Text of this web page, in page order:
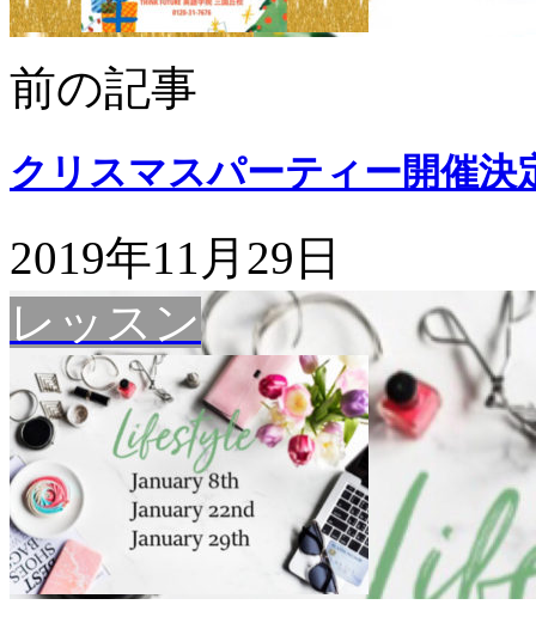
前の記事
クリスマスパーティー開催決
2019年11月29日
レッスン